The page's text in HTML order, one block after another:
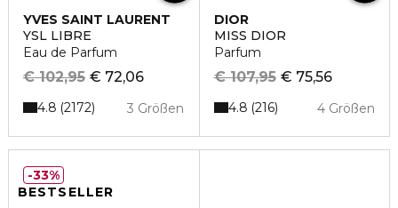
YVES SAINT LAURENT
YSL LIBRE
Eau de Parfum
€ 72,06
€ 102,95
3 Größen
4.8 2172
DIOR
MISS DIOR
Parfum
€ 75,56
€ 107,95
4 Größen
4.8 216
BESTSELLER
33%